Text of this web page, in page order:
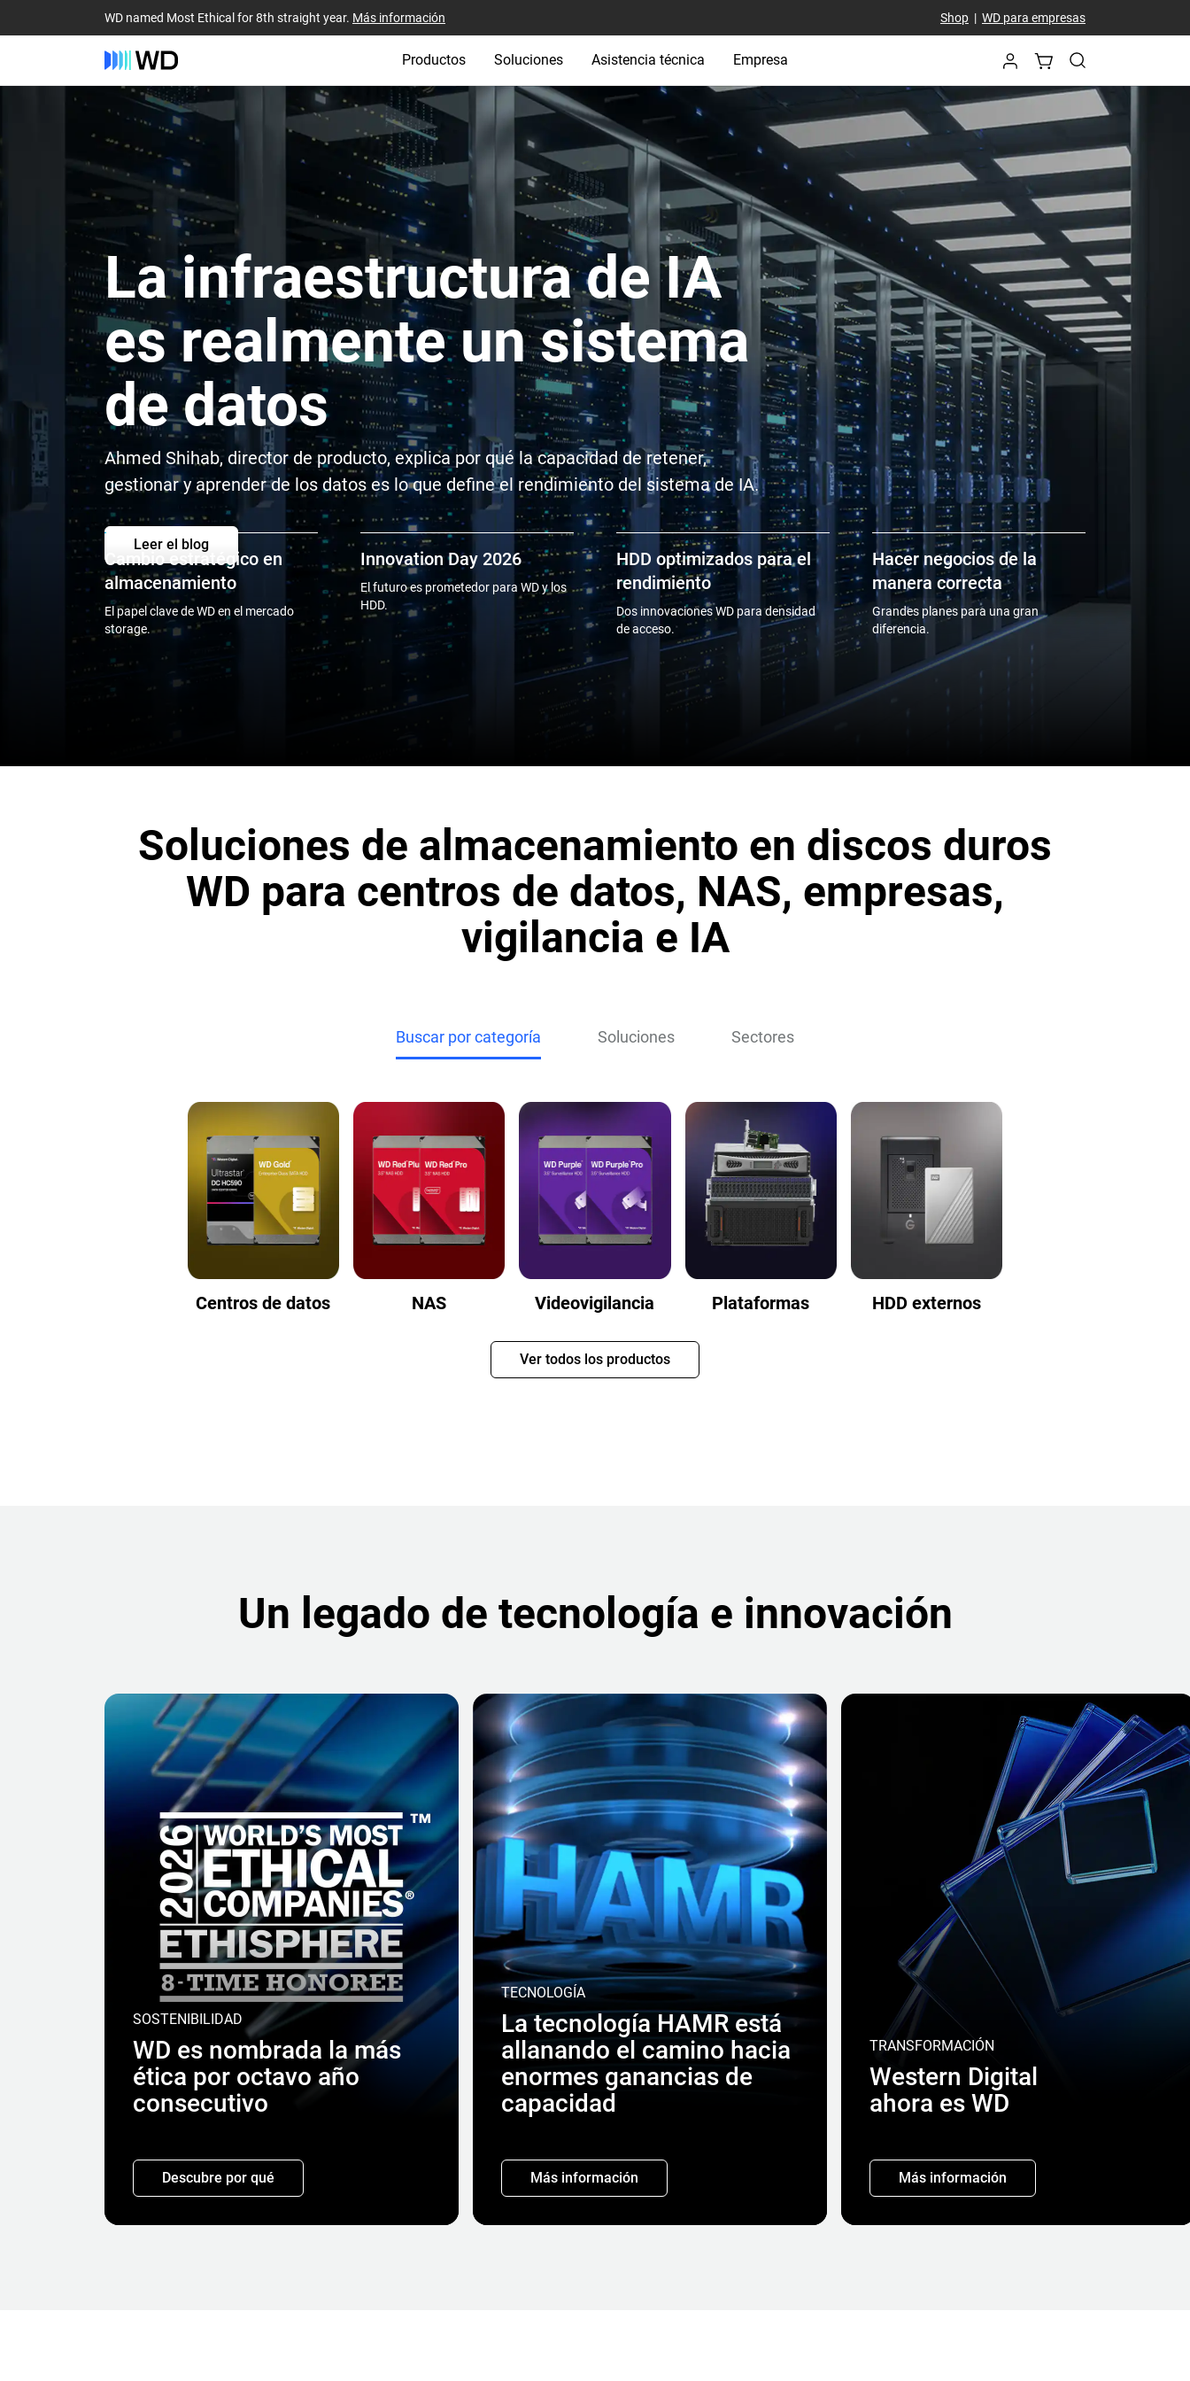
WD named Most Ethical for 8th straight year. Más información Shop| WD para empresas
Productos Soluciones Asistencia técnica Empresa
La infraestructura de IA
es realmente un sistema
de datos
Ahmed Shihab, director de producto, explica por qué la capacidad de retener,
gestionar y aprender de los datos es lo que define el rendimiento del sistema de IA.
Leer el blog
Cambio estratégico en
almacenamiento
El papel clave de WD en el mercado
storage.
Innovation Day 2026
El futuro es prometedor para WD y los
HDD.
HDD optimizados para el
rendimiento
Dos innovaciones WD para densidad
de acceso.
Hacer negocios de la
manera correcta
Grandes planes para una gran
diferencia.
Soluciones de almacenamiento en discos duros
WD para centros de datos, NAS, empresas,
vigilancia e IA
Buscar por categoría Soluciones Sectores
Centros de datos NAS Videovigilancia Plataformas HDD externos‎
Ver todos los productos
Un legado de tecnología e innovación
SOSTENIBILIDAD
WD es nombrada la más
ética por octavo año
consecutivo
Descubre por qué
TECNOLOGÍA
La tecnología HAMR está
allanando el camino hacia
enormes ganancias de
capacidad
Más información
TRANSFORMACIÓN
Western Digital
ahora es WD
Más información